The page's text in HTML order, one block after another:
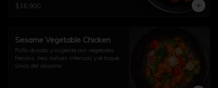
$16.900
Sesame Vegetable Chicken
Pollo dorado y crujiente con vegetales
frescos, tres salsas intensas y el toque
único del sésamo.